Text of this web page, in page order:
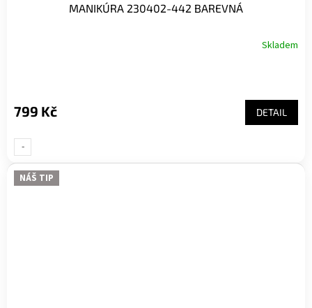
MANIKÚRA 230402-442 BAREVNÁ
Skladem
799 Kč DETAIL
-
UNI-
NÁŠ TIP